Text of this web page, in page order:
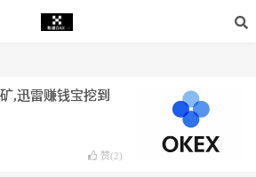
,迅雷赚钱宝挖到
赞(2)